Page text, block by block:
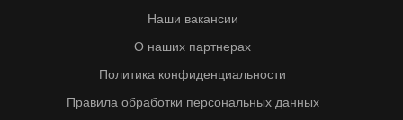
Наши вакансии
О наших партнерах
Политика конфиденциальности
Правила обработки персональных данных